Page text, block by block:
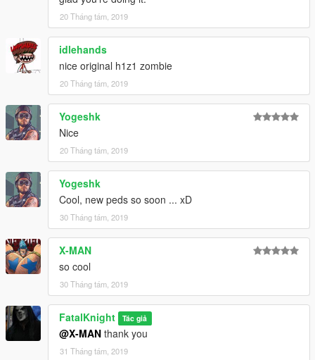
20 Tháng tám, 2019
idlehands
nice original h1z1 zombie
20 Tháng tám, 2019
Yogeshk
Nice
20 Tháng tám, 2019
Yogeshk
Cool, new peds so soon ... xD
30 Tháng tám, 2019
X-MAN
so cool
30 Tháng tám, 2019
FatalKnight Tác giả
@X-MAN thank you
31 Tháng tám, 2019